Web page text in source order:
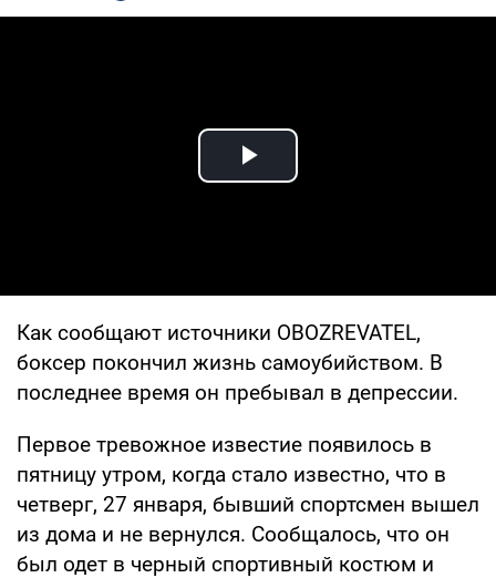
Play Video
Как сообщают источники OBOZREVATEL,
боксер покончил жизнь самоубийством. В
последнее время он пребывал в депрессии.
Первое тревожное известие появилось в
пятницу утром, когда стало известно, что в
четверг, 27 января, бывший спортсмен вышел
из дома и не вернулся. Сообщалось, что он
был одет в черный спортивный костюм и